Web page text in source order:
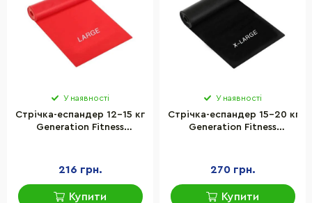
У наявності
Стрічка-еспандер 12-15 кг
Generation Fitness
216 грн.
Купити
У наявності
Стрічка-еспандер 15-20 кг
Generation Fitness
270 грн.
Купити